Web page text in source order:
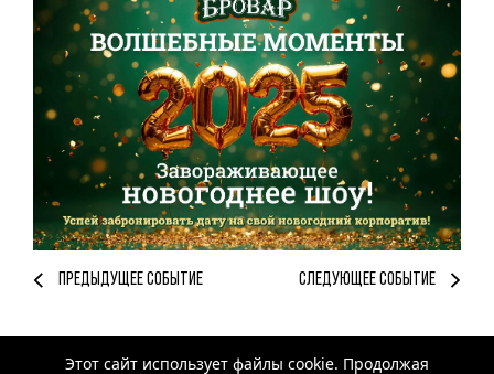
ПРЕДЫДУЩЕЕ СОБЫТИЕ СЛЕДУЮЩЕЕ СОБЫТИЕ
Этот сайт использует файлы cookie. Продолжая